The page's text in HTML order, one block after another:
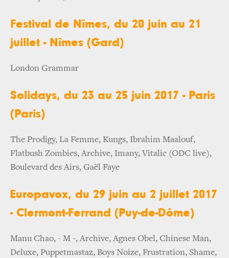
Festival de Nîmes, du 20 juin au 21
juillet - Nîmes (Gard)
London Grammar
Solidays, du 23 au 25 juin 2017 - Paris
(Paris)
The Prodigy, La Femme, Kungs, Ibrahim Maalouf,
Flatbush Zombies, Archive, Imany, Vitalic (ODC live),
Boulevard des Airs, Gaël Faye
Europavox, du 29 juin au 2 juillet 2017
- Clermont-Ferrand (Puy-de-Dôme)
Manu Chao, - M -, Archive, Agnes Obel, Chinese Man,
Deluxe, Puppetmastaz, Boys Noize, Frustration, Shame,